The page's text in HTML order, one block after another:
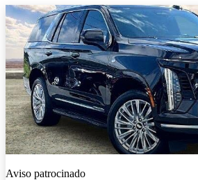
Aviso patrocinado